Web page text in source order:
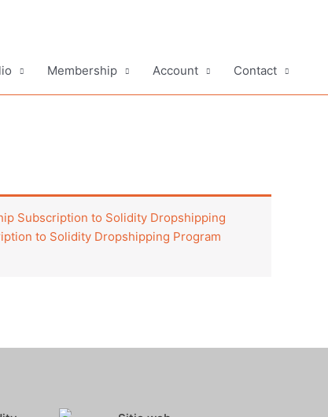
Membership Account Contact
Subscription to Solidity Dropshipping
to Solidity Dropshipping Program